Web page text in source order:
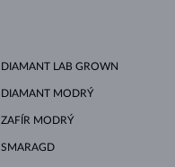
DIAMANT LAB GROWN
DIAMANT MODRÝ
ZAFÍR MODRÝ
SMARAGD